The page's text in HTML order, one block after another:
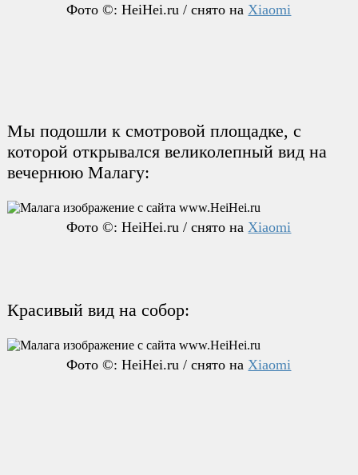
Фото ©: HeiHei.ru / снято на Xiaomi
Мы подошли к смотровой площадке, с
которой открывался великолепный вид на
вечернюю Малагу:
Фото ©: HeiHei.ru / снято наXiaomi
Красивый вид на собор:
Фото ©: HeiHei.ru / снято наXiaomi